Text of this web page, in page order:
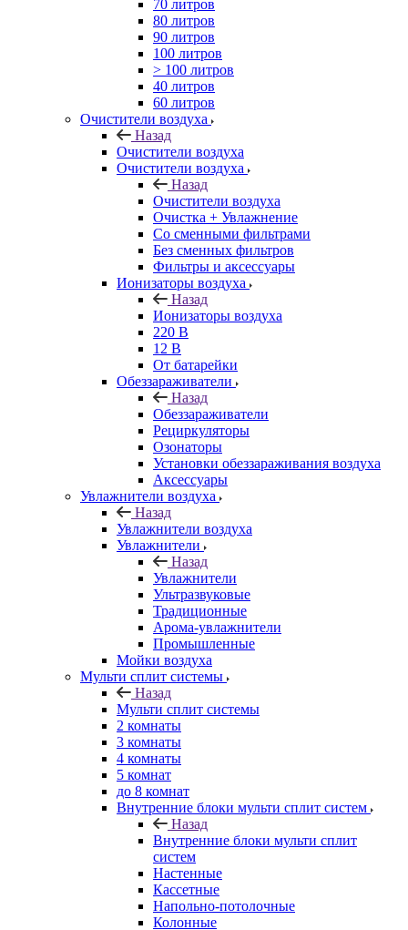
70 литров
80 литров
90 литров
100 литров
> 100 литров
40 литров
60 литров
Очистители воздуха
Назад
Очистители воздуха
Очистители воздуха
Назад
Очистители воздуха
Очистка + Увлажнение
Cо сменными фильтрами
Без сменных фильтров
Фильтры и аксессуары
Ионизаторы воздуха
Назад
Ионизаторы воздуха
220 В
12 В
От батарейки
Обеззараживатели
Назад
Обеззараживатели
Рециркуляторы
Озонаторы
Установки обеззараживания воздуха
Аксессуары
Увлажнители воздуха
Назад
Увлажнители воздуха
Увлажнители
Назад
Увлажнители
Ультразвуковые
Традиционные
Арома-увлажнители
Промышленные
Мойки воздуха
Мульти сплит системы
Назад
Мульти сплит системы
2 комнаты
3 комнаты
4 комнаты
5 комнат
до 8 комнат
Внутренние блоки мульти сплит систем
Назад
Внутренние блоки мульти сплит
систем
Настенные
Кассетные
Напольно-потолочные
Колонные